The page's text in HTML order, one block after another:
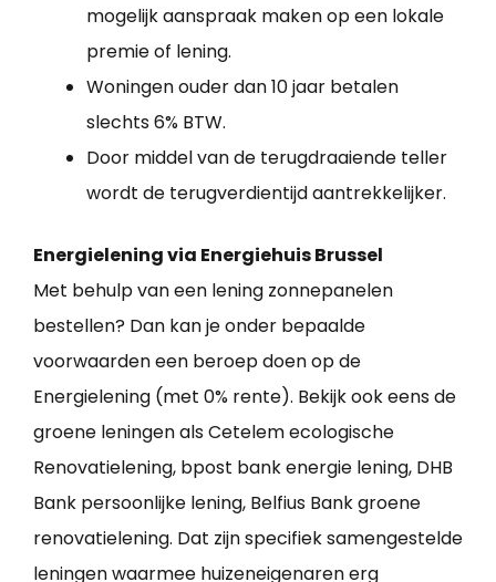
mogelijk aanspraak maken op een lokale
premie of lening.
Woningen ouder dan 10 jaar betalen
slechts 6% BTW.
Door middel van de terugdraaiende teller
wordt de terugverdientijd aantrekkelijker.
Energielening via Energiehuis Brussel
Met behulp van een lening zonnepanelen
bestellen? Dan kan je onder bepaalde
voorwaarden een beroep doen op de
Energielening (met 0% rente). Bekijk ook eens de
groene leningen als Cetelem ecologische
Renovatielening, bpost bank energie lening, DHB
Bank persoonlijke lening, Belfius Bank groene
renovatielening. Dat zijn specifiek samengestelde
leningen waarmee huizeneigenaren erg